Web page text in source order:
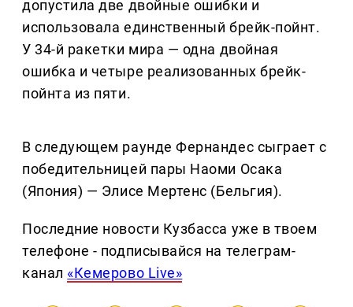
допустила две двойные ошибки и
использовала единственный брейк-пойнт.
У 34-й ракетки мира — одна двойная
ошибка и четыре реализованных брейк-
пойнта из пяти.
В следующем раунде Фернандес сыграет с
победительницей пары Наоми Осака
(Япония) — Элисе Мертенс (Бельгия).
Последние новости Кузбасса уже в твоем
телефоне - подписывайся на телеграм-
канал «Кемерово Live»